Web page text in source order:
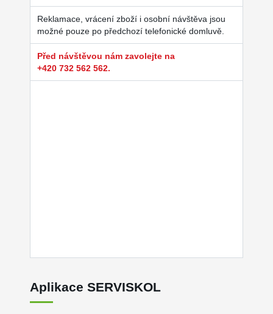
Reklamace, vrácení zboží i osobní návštěva jsou
možné pouze po předchozí telefonické domluvě.
Před návštěvou nám zavolejte na
+420 732 562 562.
Aplikace SERVISKOL